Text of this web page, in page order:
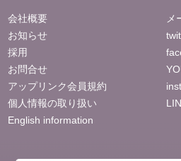
会社概要
お知らせ
採用
お問合せ
アップリンク会員規約
個人情報の取り扱い
English information
メ